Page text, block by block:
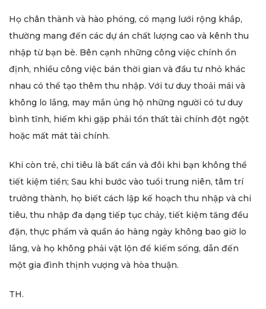
Họ chân thành và hào phóng, có mạng lưới rộng khắp,
thường mang đến các dự án chất lượng cao và kênh thu
nhập từ bạn bè. Bên cạnh những công việc chính ổn
định, nhiều công việc bán thời gian và đầu tư nhỏ khác
nhau có thể tạo thêm thu nhập. Với tư duy thoải mái và
không lo lắng, may mắn ủng hộ những người có tư duy
bình tĩnh, hiếm khi gặp phải tổn thất tài chính đột ngột
hoặc mất mát tài chính.
Khi còn trẻ, chi tiêu là bất cẩn và đôi khi bạn không thể
tiết kiệm tiền; Sau khi bước vào tuổi trung niên, tâm trí
trưởng thành, họ biết cách lập kế hoạch thu nhập và chi
tiêu, thu nhập đa dạng tiếp tục chảy, tiết kiệm tăng đều
đặn, thực phẩm và quần áo hàng ngày không bao giờ lo
lắng, và họ không phải vật lộn để kiếm sống, dẫn đến
một gia đình thịnh vượng và hòa thuận.
TH.